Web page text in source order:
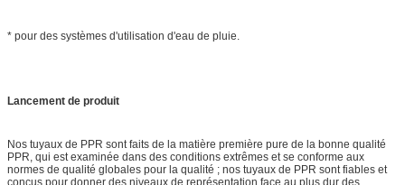
* pour des systèmes d'utilisation d'eau de pluie.
Lancement de produit
Nos tuyaux de PPR sont faits de la matière première pure de la bonne qualité
PPR, qui est examinée dans des conditions extrêmes et se conforme aux
normes de qualité globales pour la qualité ; nos tuyaux de PPR sont fiables et
conçus pour donner des niveaux de représentation face au plus dur des